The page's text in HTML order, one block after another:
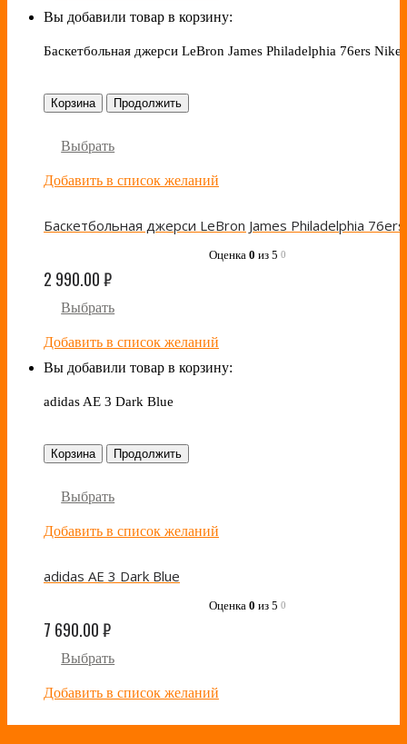
Вы добавили товар в корзину:
Баскетбольная джерси LeBron James Philadelphia 76ers Nike
Корзина Продолжить
Выбрать
Добавить в список желаний
Оценка 0 из 5 0
2 990.00₽
Выбрать
Добавить в список желаний
Вы добавили товар в корзину:
adidas AE 3 Dark Blue
Корзина Продолжить
Выбрать
Добавить в список желаний
adidas AE 3 Dark Blue
Оценка 0 из 5 0
7 690.00₽
Выбрать
Добавить в список желаний